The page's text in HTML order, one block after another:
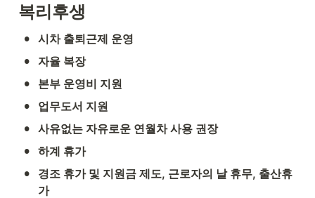
복리후생
• 시차 출퇴근제 운영
• 자율 복장
• 본부 운영비 지원
• 업무도서 지원
• 사유없는 자유로운 연월차 사용 권장
• 하계 휴가
•
경조 휴가 및 지원금 제도, 근로자의 날 휴무, 출산휴
가